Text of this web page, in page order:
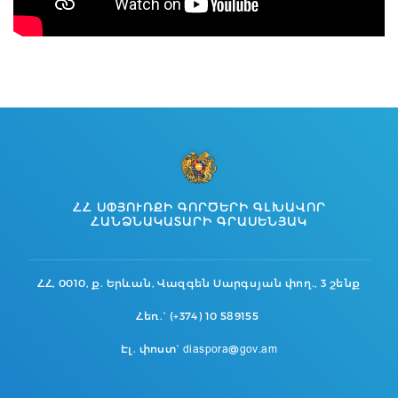
ՀՀ ՍՓՅՈՒՌՔԻ ԳՈՐԾԵՐԻ ԳԼԽԱՎՈՐ
ՀԱՆՁՆԱԿԱՏԱՐԻ ԳՐԱՍԵՆՅԱԿ
ՀՀ, 0010, ք. Երևան, Վազգեն Սարգսյան փող., 3 շենք
Հեռ.` (+374) 10 589155
Էլ. փոստ` diaspora@gov.am